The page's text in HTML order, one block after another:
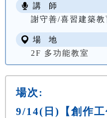
講 師
謝守善/喜習建築教
場 地
2F 多功能教室
場次:
9/14(日)【創作